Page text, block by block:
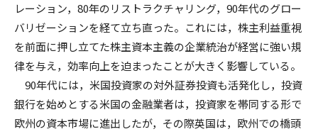
レーション，80年のリストラクチャリング，90年代のグロー
バリゼーションを経て立ち直った。これには，株主利益重視
を前面に押し立てた株主資本主義の企業統治が経営に強い規
律を与え，効率向上を迫まったことが大きく影響している。
90年代には，米国投資家の対外証券投資も活発化し，投資
銀行を始めとする米国の金融業者は，投資家を帯同する形で
欧州の資本市場に進出したが，その際英国は，欧州での橋頭